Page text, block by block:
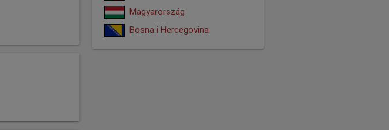
Magyarország
Bosna i Hercegovina